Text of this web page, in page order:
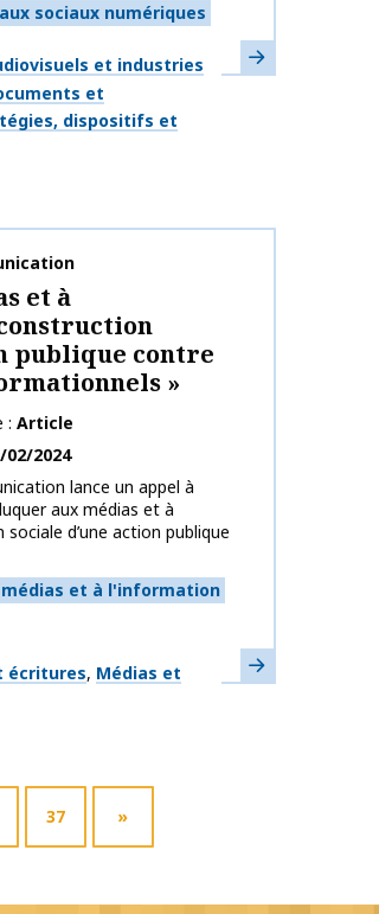
sociaux numériques
et industries
et
dispositifs et
En savoir plus
et à
publique contre
»
Article
02/2024
lance un appel à
aux médias et à
d’une action publique
médias et à l'information
écritures Médias et
En savoir plus
37 »